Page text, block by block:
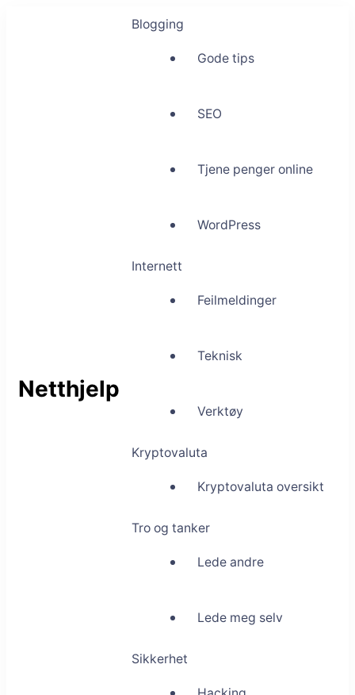
Netthjelp
Blogging
Gode tips
SEO
Tjene penger online
WordPress
Internett
Feilmeldinger
Teknisk
Verktøy
Kryptovaluta
Kryptovaluta oversikt
Tro og tanker
Lede andre
Lede meg selv
Sikkerhet